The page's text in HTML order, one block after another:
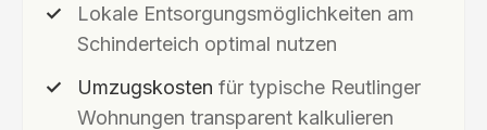
Lokale Entsorgungsmöglichkeiten am
Schinderteich optimal nutzen
Umzugskosten für typische Reutlinger
Wohnungen transparent kalkulieren